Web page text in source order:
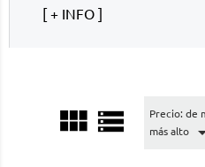
+ INFO
 
Precio: de
más alto